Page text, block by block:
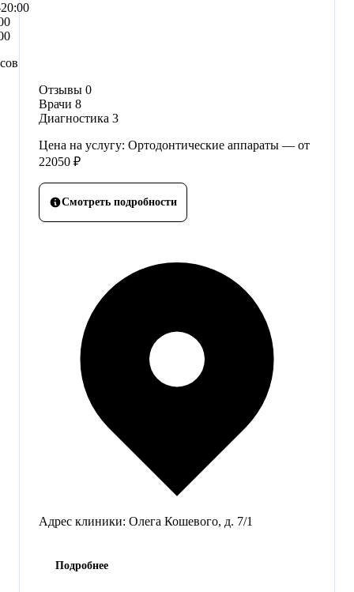
Отзывы 0
Врачи 8
Диагностика 3
Цена на услугу: Ортодонтические аппараты — от
22050 ₽
Смотреть подробности
Адрес клиники: Олега Кошевого, д. 7/1
Подробнее